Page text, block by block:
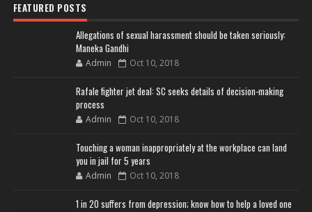
FEATURED POSTS
Allegations of sexual harassment should be taken seriously:
Maneka Gandhi
Admin Oct 10, 2018
Rafale fighter jet deal: SC seeks details of decision-making
process
Admin Oct 10, 2018
Touching a woman inappropriately at the workplace can land
you in jail for 5 years
Admin Oct 10, 2018
1 in 20 suffers from depression; know how to help a loved one